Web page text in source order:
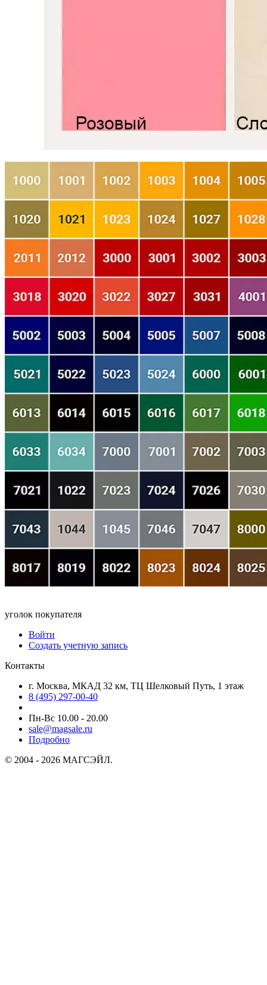
уголок покупателя
Войти
Создать учетную запись
Контакты
г. Москва, МКАД 32 км, ТЦ Шелковый Путь, 1 этаж
8 (495) 297-00-40
Пн-Вс 10.00 - 20.00
sale@magsale.ru
Подробно
© 2004 - 2026 МАГСЭЙЛ.